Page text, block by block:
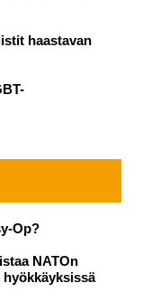
haastavan
Op?
NATOn